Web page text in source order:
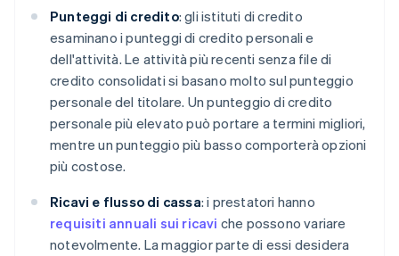
Punteggi di credito: gli istituti di credito
esaminano i punteggi di credito personali e
dell'attività. Le attività più recenti senza file di
credito consolidati si basano molto sul punteggio
personale del titolare. Un punteggio di credito
personale più elevato può portare a termini migliori,
mentre un punteggio più basso comporterà opzioni
più costose.
Ricavi e flusso di cassa: i prestatori hanno
requisiti annuali sui ricavi che possono variare
notevolmente. La maggior parte di essi desidera